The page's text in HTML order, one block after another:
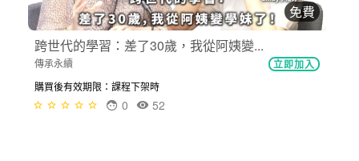
免費
跨世代的學習：差了30歲，我從阿姨變...
傳承永續 立即加入
購買後有效期限：課程下架時
52
0